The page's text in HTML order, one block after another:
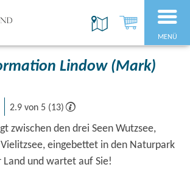
MENÜ
Lindow (Mark)
2.9 von 5 (13)
zwischen den drei Seen Wutzsee,
eingebettet in den Naturpark
Land und wartet auf Sie!